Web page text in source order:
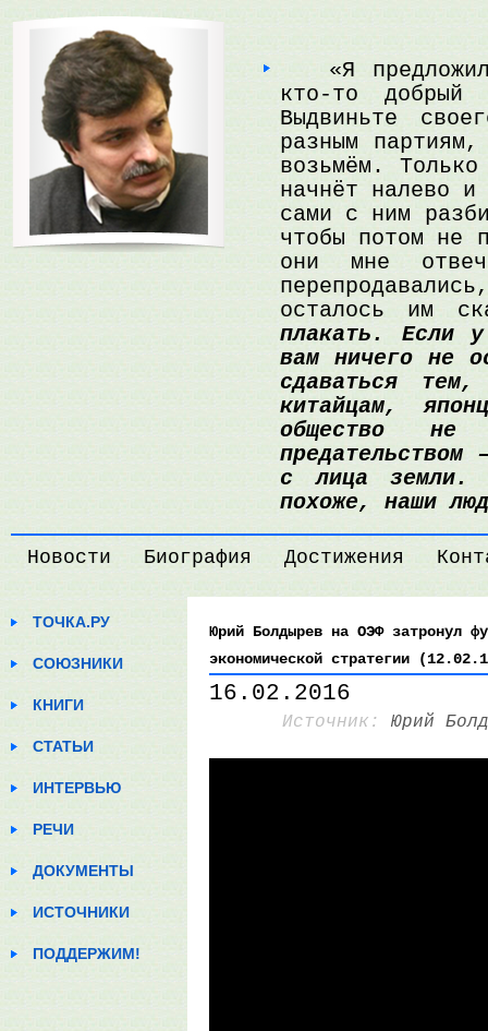
«Я предложил
кто-то
Выдвиньте
разным
возьмём.
начнёт налево и
сами с ним
чтобы потом не
они мне
осталось им
плакать. Если
вам ничего не
сдаваться
китайцам,
общество не
с лица
похоже, наши
Новости Биография Достижения
ТОЧКА.РУ
СОЮЗНИКИ
КНИГИ
СТАТЬИ
ИНТЕРВЬЮ
РЕЧИ
ДОКУМЕНТЫ
ИСТОЧНИКИ
ПОДДЕРЖИМ!
Юрий Болдырев на ОЭФ затронул
экономической стратегии
16.02.2016
Источник: Юрий